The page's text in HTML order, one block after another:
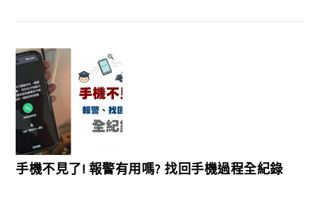
手機不見了! 報警有用嗎? 找回手機過程全紀錄